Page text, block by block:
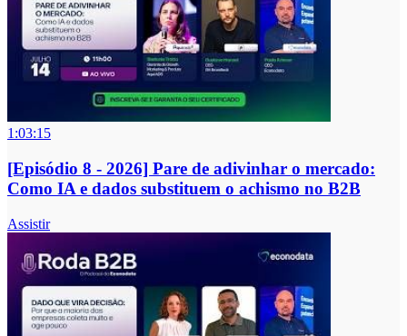
1:03:15
[Episódio 8 - 2026] Pare de adivinhar o mercado:
Como IA e dados substituem o achismo no B2B
Assistir